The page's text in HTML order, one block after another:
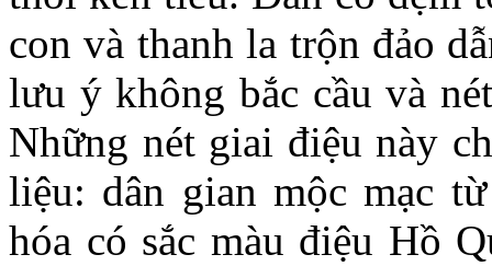
con và thanh la trộn đảo
lưu ý không bắc cầu và
Những nét giai điệu này
liệu: dân gian mộc mạc
hóa có sắc màu điệu Hồ